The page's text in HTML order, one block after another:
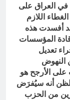
في العراق على
اللازم
أفسدت هذه
المؤسسات
تعديل
النهوض
على الأرجح هو
أنه سيُفرَض
من الحزب